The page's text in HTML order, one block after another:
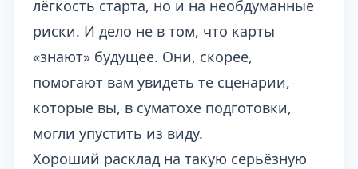
лёгкость старта, но и на необдуманные
риски. И дело не в том, что карты
«знают» будущее. Они, скорее,
помогают вам увидеть те сценарии,
которые вы, в суматохе подготовки,
могли упустить из виду.
Хороший расклад на такую серьёзную